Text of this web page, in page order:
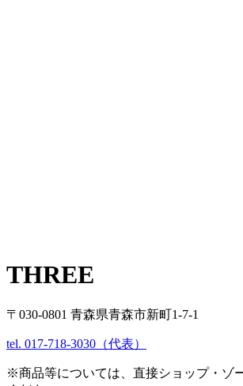
THREE
〒030-0801 青森県青森市新町1-7-1
tel. 017-718-3030（代表）
※商品等については、直接ショップ・ゾ